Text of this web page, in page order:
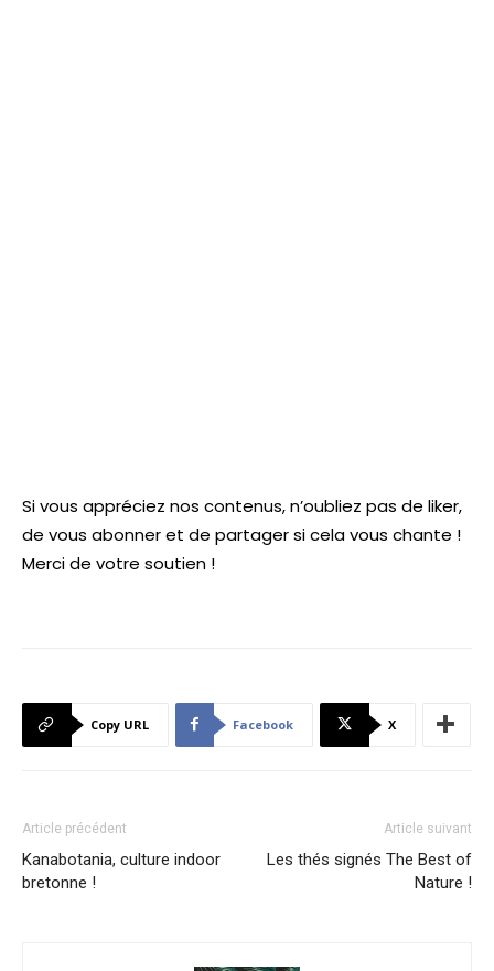
Si vous appréciez nos contenus, n’oubliez pas de liker,
de vous abonner et de partager si cela vous chante !
Merci de votre soutien !
Copy URL Facebook X
Article précédent
Kanabotania, culture indoor
bretonne !
Article suivant
Les thés signés The Best of
Nature !